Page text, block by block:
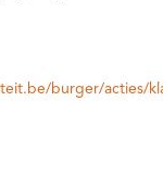
burger/acties/